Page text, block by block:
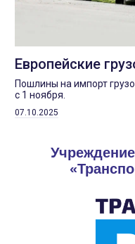
Европейские
Пошлины на импорт
с 1 ноября.
07.10.2025